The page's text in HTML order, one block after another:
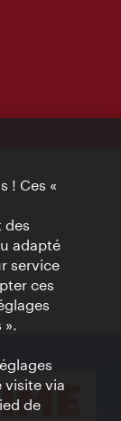
! Ces «
des
adapté
service
ces
».
visite via
de